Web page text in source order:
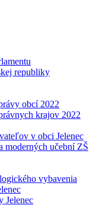
republiky
obcí 2022
krajov 2022
v obci Jelenec
moderných učební ZŠ
vybavenia
Jelenec